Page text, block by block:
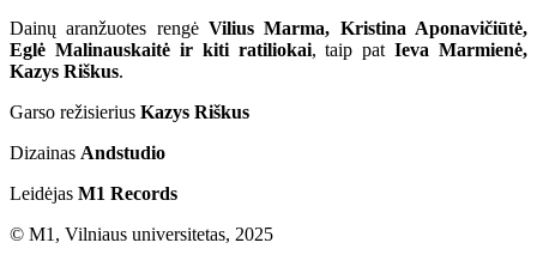
Dainų aranžuotes rengė Vilius Marma, Kristina Aponavičiūtė,
Eglė Malinauskaitė ir kiti ratiliokai, taip patIeva Marmienė,
Kazys Riškus.
Garso režisierius Kazys Riškus
Dizainas Andstudio
Leidėjas M1 Records
© M1, Vilniaus universitetas, 2025